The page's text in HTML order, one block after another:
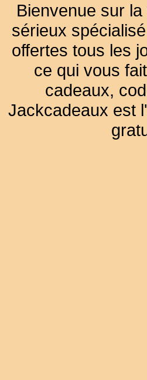
Bienvenue sur
sérieux
offertes tous les
ce qui vous
cadeaux,
Jackcadeaux est